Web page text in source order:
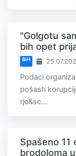
"Golgotu
bih opet
BiH
Podaci
pošasti
rje&sc...
Spašeno
brodoloma